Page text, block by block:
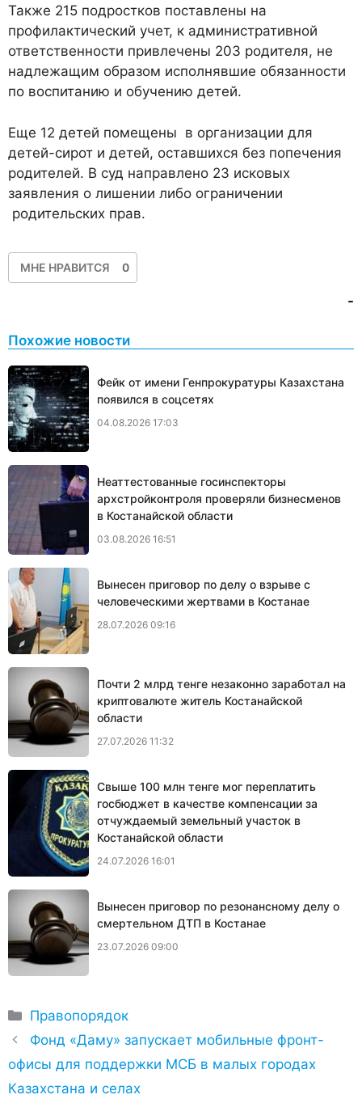
Также 215 подростков поставлены на
профилактический учет, к административной
ответственности привлечены 203 родителя, не
надлежащим образом исполнявшие обязанности
по воспитанию и обучению детей.
Еще 12 детей помещены в организации для
детей-сирот и детей, оставшихся без попечения
родителей. В суд направлено 23 исковых
заявления о лишении либо ограничении
родительских прав.
МНЕ НРАВИТСЯ 0
-
Похожие новости
Фейк от имени Генпрокуратуры Казахстана
появился в соцсетях
04.08.2026 17:03
Неаттестованные госинспекторы
архстройконтроля проверяли бизнесменов
в Костанайской области
03.08.2026 16:51
Вынесен приговор по делу о взрыве с
человеческими жертвами в Костанае
28.07.2026 09:16
Почти 2 млрд тенге незаконно заработал на
криптовалюте житель Костанайской
области
27.07.2026 11:32
Свыше 100 млн тенге мог переплатить
госбюджет в качестве компенсации за
отчуждаемый земельный участок в
Костанайской области
24.07.2026 16:01
Вынесен приговор по резонансному делу о
смертельном ДТП в Костанае
23.07.2026 09:00
Рубрики
Правопорядок
Фонд «Даму» запускает мобильные фронт-
офисы для поддержки МСБ в малых городах
Казахстана и селах